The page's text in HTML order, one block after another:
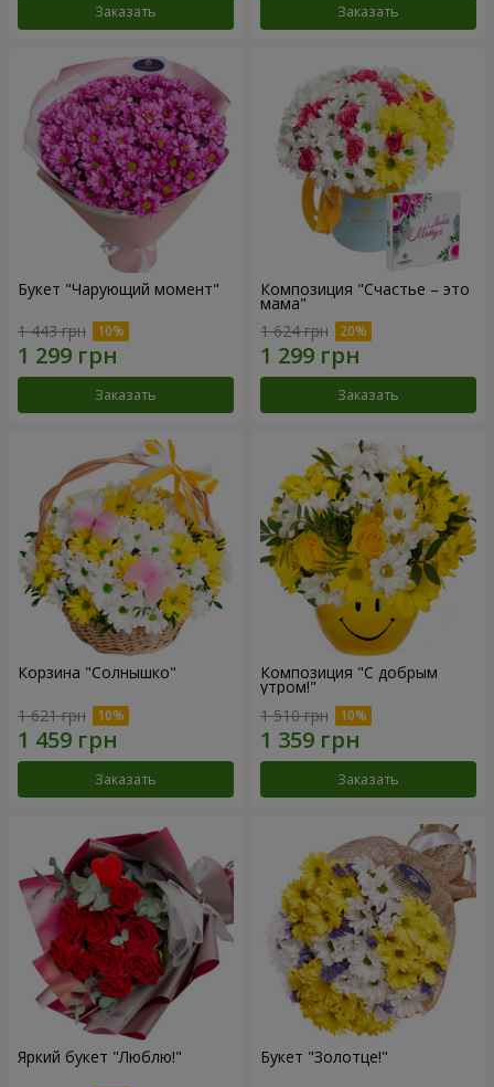
Заказать Заказать
Букет "Чарующий момент"
1 443 грн
Заказать
Композиция "Счастье – это
мама"
1 624 грн
Заказать
Корзина "Солнышко"
1 621 грн
Заказать
Композиция "С добрым
утром!"
1 510 грн
Заказать
Яркий букет "Люблю!" Букет "Золотце!"